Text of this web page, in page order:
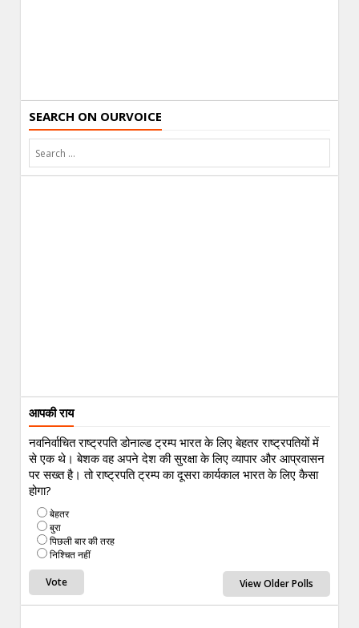
SEARCH ON OURVOICE
आपकी राय
नवनिर्वाचित राष्ट्रपति डोनाल्ड ट्रम्प भारत के लिए बेहतर राष्ट्रपतियों में
से एक थे। बेशक वह अपने देश की सुरक्षा के लिए व्यापार और आप्रवासन
पर सख्त है। तो राष्ट्रपति ट्रम्प का दूसरा कार्यकाल भारत के लिए कैसा
होगा?
बेहतर
बुरा
पिछली बार की तरह
निश्चित नहीं
View Older Polls